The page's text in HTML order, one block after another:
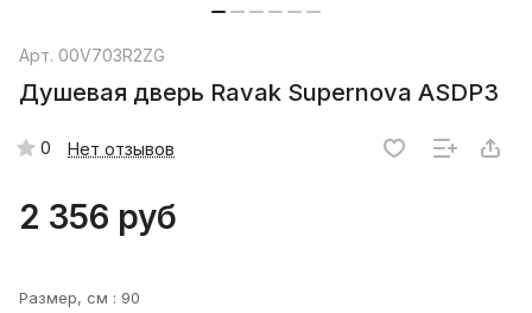
Арт. 00V703R2ZG
Душевая дверь Ravak Supernova ASDP3
0 Нет отзывов
2 356 руб
Размер, см : 90